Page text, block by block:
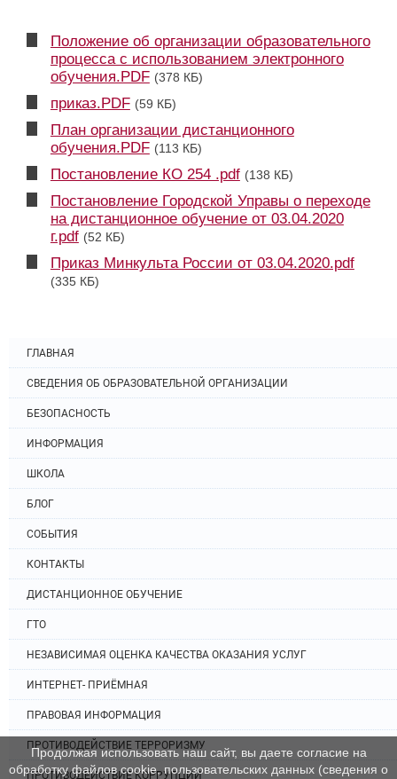
Положение об организации образовательного
процесса с использованием электронного
обучения.PDF (378 КБ)
приказ.PDF (59 КБ)
План организации дистанционного
обучения.PDF (113 КБ)
Постановление КО 254 .pdf (138 КБ)
Постановление Городской Управы о переходе
на дистанционное обучение от 03.04.2020
г.pdf (52 КБ)
Приказ Минкульта России от 03.04.2020.pdf
(335 КБ)
ГЛАВНАЯ
СВЕДЕНИЯ ОБ ОБРАЗОВАТЕЛЬНОЙ ОРГАНИЗАЦИИ
БЕЗОПАСНОСТЬ
ИНФОРМАЦИЯ
ШКОЛА
БЛОГ
СОБЫТИЯ
КОНТАКТЫ
ДИСТАНЦИОННОЕ ОБУЧЕНИЕ
ГТО
НЕЗАВИСИМАЯ ОЦЕНКА КАЧЕСТВА ОКАЗАНИЯ УСЛУГ
ИНТЕРНЕТ- ПРИЁМНАЯ
ПРАВОВАЯ ИНФОРМАЦИЯ
ПРОТИВОДЕЙСТВИЕ ТЕРРОРИЗМУ
ПРОТИВОДЕЙСТВИЕ КОРРУПЦИИ
Продолжая использовать наш сайт, вы даете согласие на
обработку файлов cookie, пользовательских данных (сведения о